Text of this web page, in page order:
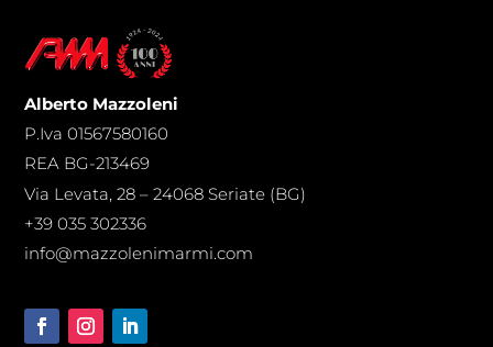
Alberto Mazzoleni
P.Iva 01567580160
REA BG-213469
Via Levata, 28 – 24068 Seriate (BG)
+39 035 302336
info@mazzolenimarmi.com